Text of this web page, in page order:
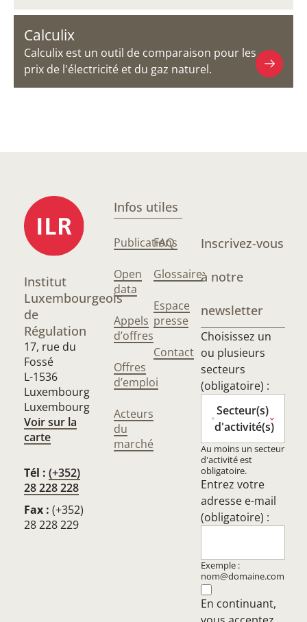
Calculix
Calculix est un outil de comparaison pour les
prix de l'électricité et du gaz naturel.
Institut
Luxembourgeois
de
Régulation
17, rue du
Fossé
L-1536
Luxembourg
Luxembourg
Voir sur la
carte
Tél : (+352)
28 228 228
Fax : (+352)
28 228 229
Infos utiles
Publications
Open
data
Appels
d’offres
Offres
d’emploi
Acteurs
du
marché
FAQ
Glossaire
Espace
presse
Contact
Inscrivez-vous
à notre
newsletter
Choisissez un
ou plusieurs
secteurs
(obligatoire) :
Secteur(s)
d'activité(s)
Au moins un secteur
d'activité est
obligatoire.
Entrez votre
adresse e-mail
(obligatoire) :
Exemple :
nom@domaine.com
En continuant,